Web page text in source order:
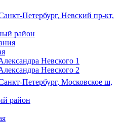
Петербург, Невский пр-кт,
район
Невского 1
Невского 2
Петербург, Московское ш,
район